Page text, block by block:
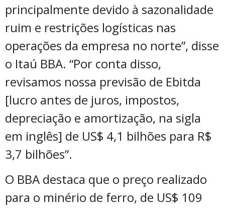
principalmente devido à sazonalidade
ruim e restrições logísticas nas
operações da empresa no norte”, disse
o Itaú BBA. “Por conta disso,
revisamos nossa previsão de Ebitda
[lucro antes de juros, impostos,
depreciação e amortização, na sigla
em inglês] de US$ 4,1 bilhões para R$
3,7 bilhões”.
O BBA destaca que o preço realizado
para o minério de ferro, de US$ 109